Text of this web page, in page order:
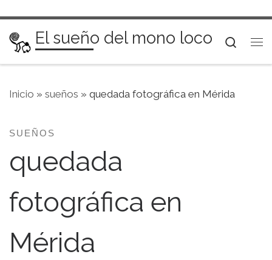
Saltar al contenido
El sueño del mono loco
Inicio » sueños » quedada fotográfica en Mérida
SUEÑOS
quedada
fotográfica en
Mérida